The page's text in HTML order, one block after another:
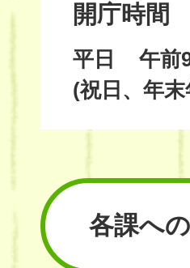
開庁時間
平日
午前
(祝日、年
各課へ